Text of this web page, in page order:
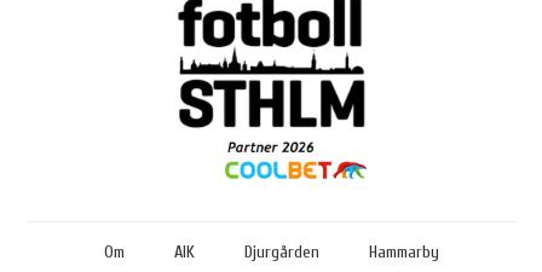
Om AIK Djurgården Hammarby